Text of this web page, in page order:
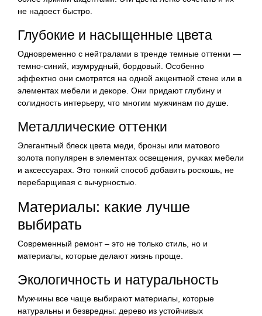
не надоест быстро.
Глубокие и насыщенные цвета
Одновременно с нейтралами в тренде темные оттенки —
темно-синий, изумрудный, бордовый. Особенно
эффектно они смотрятся на одной акцентной стене или в
элементах мебели и декоре. Они придают глубину и
солидность интерьеру, что многим мужчинам по душе.
Металлические оттенки
Элегантный блеск цвета меди, бронзы или матового
золота популярен в элементах освещения, ручках мебели
и аксессуарах. Это тонкий способ добавить роскошь, не
перебарщивая с вычурностью.
Материалы: какие лучше
выбирать
Современный ремонт – это не только стиль, но и
материалы, которые делают жизнь проще.
Экологичность и натуральность
Мужчины все чаще выбирают материалы, которые
натуральны и безвредны: дерево из устойчивых